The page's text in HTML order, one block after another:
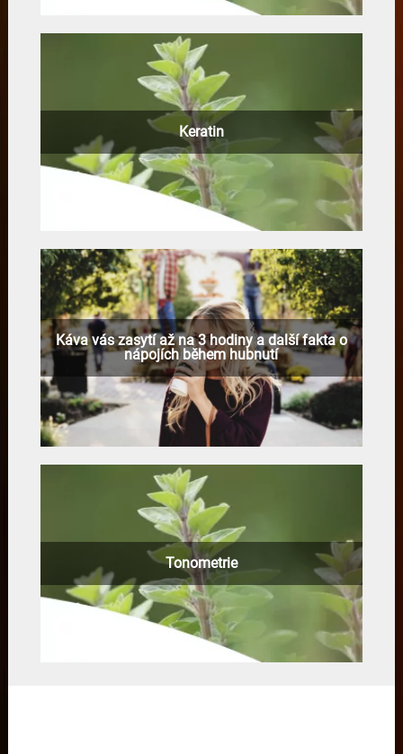
Keratin
Káva vás zasytí až na 3 hodiny a další fakta o
nápojích během hubnutí
Tonometrie